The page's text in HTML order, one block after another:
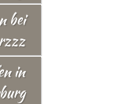
bei
in